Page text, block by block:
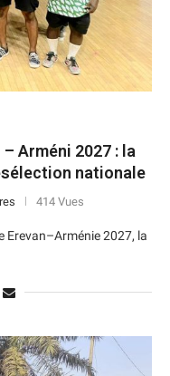
Arméni 2027 : la
nationale
414 Vues
Erevan–Arménie 2027, la